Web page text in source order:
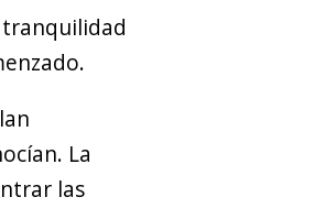
tranquilidad
La
las